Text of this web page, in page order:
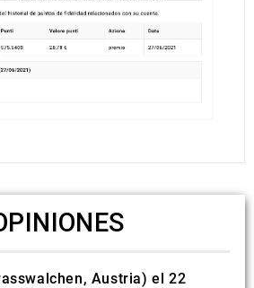
Austria) el 22